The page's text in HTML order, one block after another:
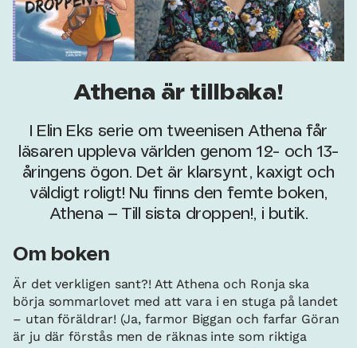
Athena är tillbaka!
I Elin Eks serie om tweenisen Athena får
läsaren uppleva världen genom 12- och 13-
åringens ögon. Det är klarsynt, kaxigt och
väldigt roligt! Nu finns den femte boken,
Athena – Till sista droppen!, i butik.
Om boken
Är det verkligen sant?! Att Athena och Ronja ska
börja sommarlovet med att vara i en stuga på landet
– utan föräldrar! (Ja, farmor Biggan och farfar Göran
är ju där förstås men de räknas inte som riktiga